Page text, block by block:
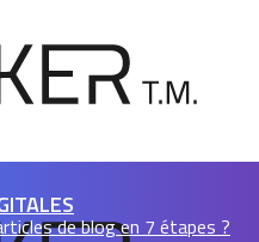
de blog en 7 étapes ?